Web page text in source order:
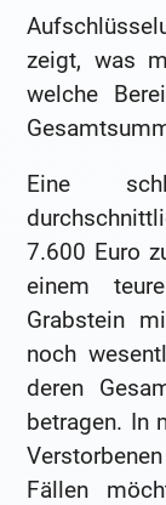
zeigt, was
welche
Eine
7.600 Euro
einem
Grabstein
noch
deren
betragen. In
Fällen